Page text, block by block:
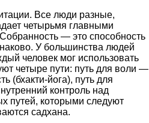
Все люди разные,
четырьмя главными
— это способность
У большинства людей
человек мог использовать
четыре пути: путь для воли —
(бхакти-йога), путь для
контроль над
путей, которыми следуют
садхана.